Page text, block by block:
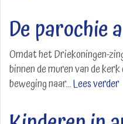
De parochie
Omdat het Driekoningen-
binnen de muren van de
beweging naar...Lees verder